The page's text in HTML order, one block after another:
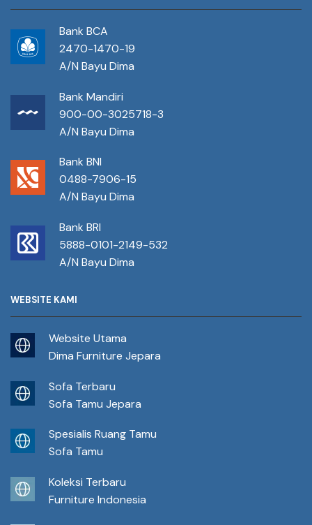
Bank BCA
2470-1470-19
A/N Bayu Dima
Bank Mandiri
900-00-3025718-3
A/N Bayu Dima
Bank BNI
0488-7906-15
A/N Bayu Dima
Bank BRI
5888-0101-2149-532
A/N Bayu Dima
WEBSITE KAMI
Website Utama
Dima Furniture Jepara
Sofa Terbaru
Sofa Tamu Jepara
Spesialis Ruang Tamu
Sofa Tamu
Koleksi Terbaru
Furniture Indonesia